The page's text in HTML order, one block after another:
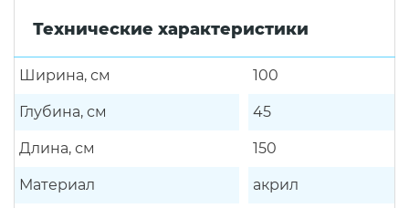
Технические характеристики
Ширина, см 100
Глубина, см 45
Длина, см 150
Материал акрил